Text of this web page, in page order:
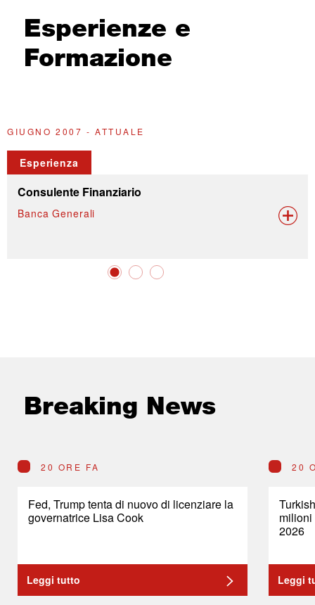
Esperienze e
Formazione
GIUGNO 2007 - ATTUALE
Esperienza
Consulente Finanziario
Banca Generali
Breaking News
20 ORE FA
Fed, Trump tenta di nuovo di licenziare la
governatrice Lisa Cook
Leggi tutto
20
2026
Leggi